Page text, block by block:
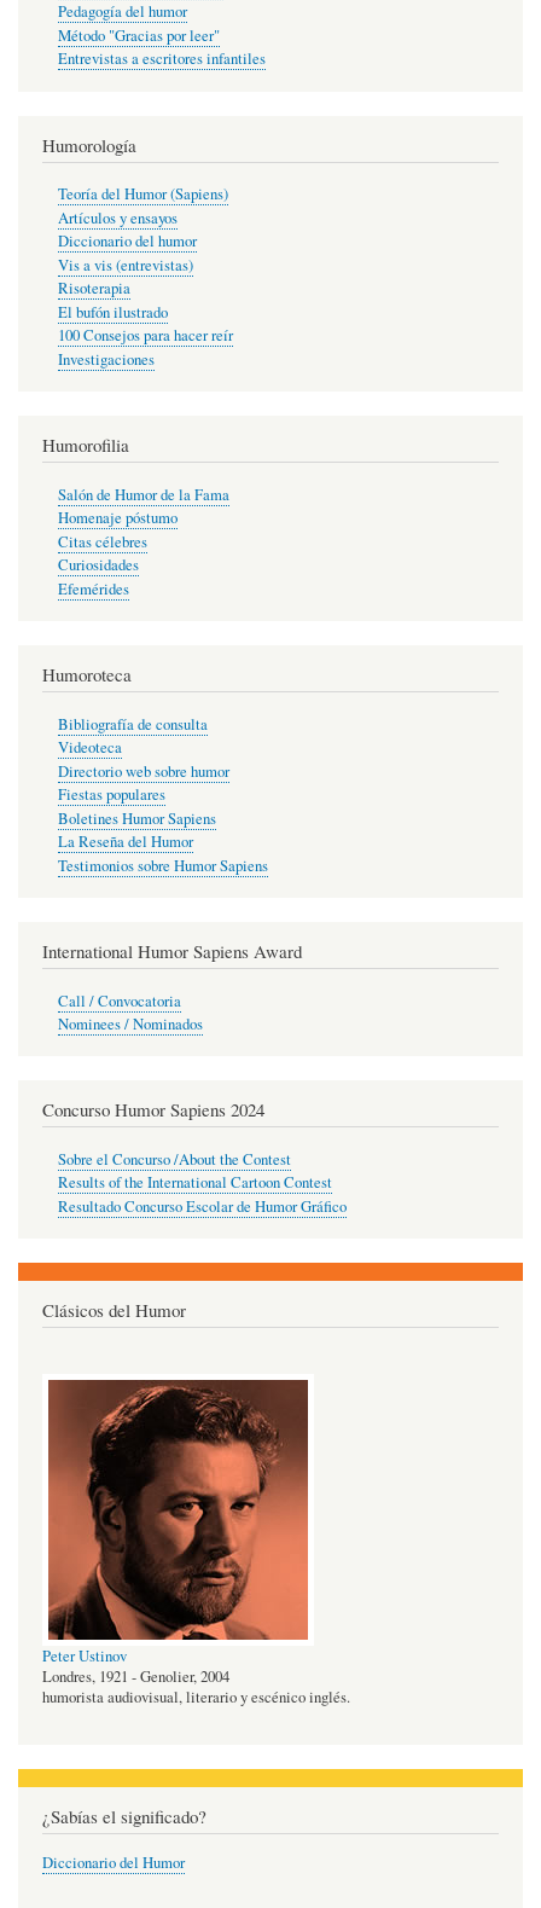
Pedagogía del humor
Método "Gracias por leer"
Entrevistas a escritores infantiles
Humorología
Teoría del Humor (Sapiens)
Artículos y ensayos
Diccionario del humor
Vis a vis (entrevistas)
Risoterapia
El bufón ilustrado
100 Consejos para hacer reír
Investigaciones
Humorofilia
Salón de Humor de la Fama
Homenaje póstumo
Citas célebres
Curiosidades
Efemérides
Humoroteca
Bibliografía de consulta
Videoteca
Directorio web sobre humor
Fiestas populares
Boletines Humor Sapiens
La Reseña del Humor
Testimonios sobre Humor Sapiens
International Humor Sapiens Award
Call / Convocatoria
Nominees / Nominados
Concurso Humor Sapiens 2024
Sobre el Concurso /About the Contest
Results of the International Cartoon Contest
Resultado Concurso Escolar de Humor Gráfico
Clásicos del Humor
Peter Ustinov
Londres, 1921 - Genolier, 2004
humorista audiovisual, literario y escénico inglés.
¿Sabías el significado?
Diccionario del Humor